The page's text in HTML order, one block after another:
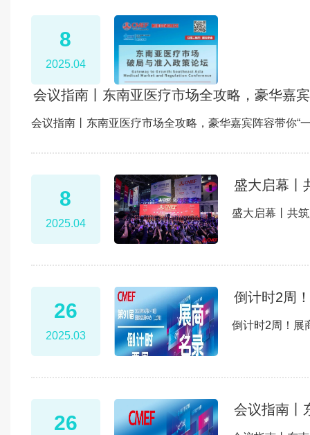
8
2025.04
会议指南丨东南亚医疗市场全攻略，豪华嘉
会议指南丨东南亚医疗市场全攻略，豪华嘉宾阵容带你“
8
2025.04
盛大启幕丨
盛大启幕丨共
26
2025.03
倒计时2周
倒计时2周！展
26
会议指南丨